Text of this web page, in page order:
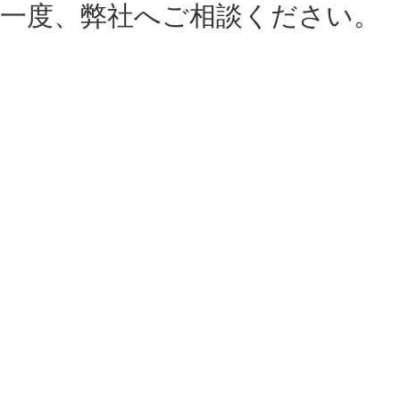
一度、弊社へご相談ください。